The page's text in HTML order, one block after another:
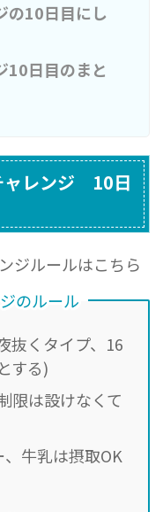
の10日目にし
10日目のまと
ャレンジ 10日
ジルールはこちら
のルール
抜くタイプ、16
する)
限は設けなくて
牛乳は摂取OK